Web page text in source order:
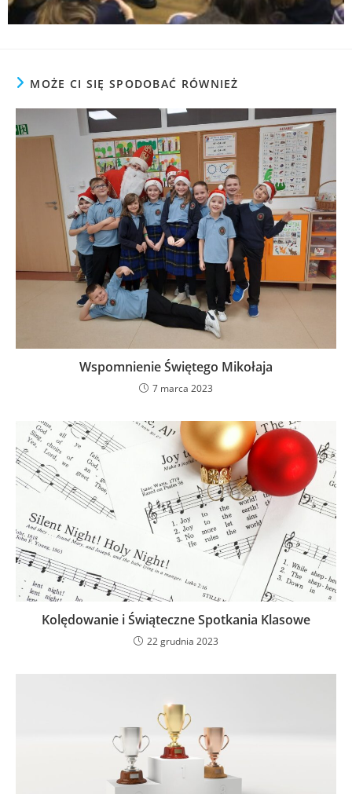
MOŻE CI SIĘ SPODOBAĆ RÓWNIEŻ
Wspomnienie Świętego Mikołaja
7 marca 2023
Kolędowanie i Świąteczne Spotkania Klasowe
22 grudnia 2023